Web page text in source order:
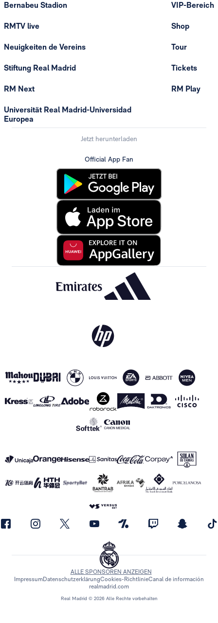
Bernabeu Stadion
RMTV live
Neuigkeiten de Vereins
Stiftung Real Madrid
RM Next
Universität Real Madrid-Universidad
Europea
VIP-Bereich
Shop
Tour
Tickets
RM Play
Jetzt herunterladen
Official App Fan
Real Madrid © 2026 Alle Rechte vorbehalten
ALLE SPONSOREN ANZEIGEN
ImpressumDatenschutzerklärungCookies-RichtlinieCanal de información
realmadrid.com